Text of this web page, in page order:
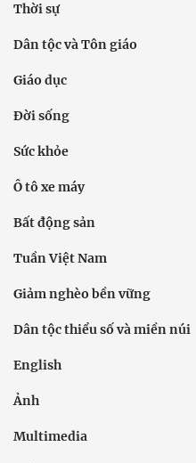
Thời sự
Dân tộc và Tôn giáo
Giáo dục
Đời sống
Sức khỏe
Ô tô xe máy
Bất động sản
Tuần Việt Nam
Giảm nghèo bền vững
Dân tộc thiểu số và miền núi
English
Ảnh
Multimedia